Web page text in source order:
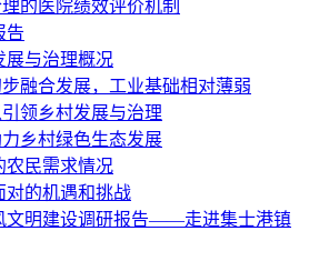
的医院绩效评价机制
告
展与治理概况
融合发展，工业基础相对薄弱
领乡村发展与治理
乡村绿色生态发展
农民需求情况
对的机遇和挑战
文明建设调研报告——走进集士港镇